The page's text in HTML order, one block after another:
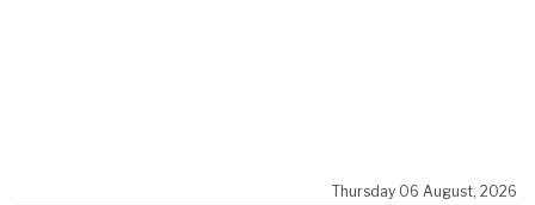
Thursday 06 August, 2026